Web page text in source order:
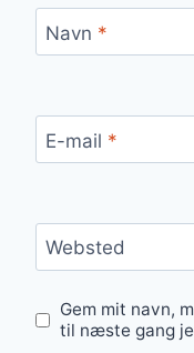
Navn *
E-mail *
Websted
Gem mit navn,
til næste gang